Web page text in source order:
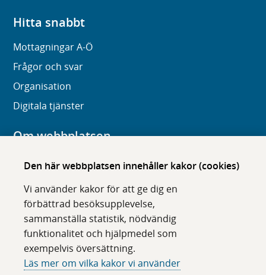
Den här webbplatsen innehåller kakor (cookies)
Vi använder kakor för att ge dig en
förbättrad besöksupplevelse,
sammanställa statistik, nödvändig
funktionalitet och hjälpmedel som
exempelvis översättning.
Läs mer om vilka kakor vi använder
Hitta snabbt
Mottagningar A-Ö
Frågor och svar
Organisation
Digitala tjänster
Om webbplatsen
Om karolinska.se
Tillgänglighet
Om cookies
Följ oss i sociala medier